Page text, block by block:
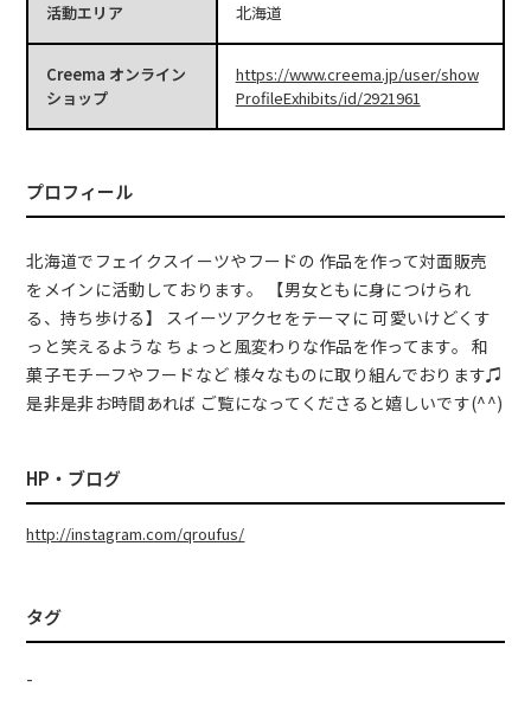
活動エリア 北海道
Creema オンライン
ショップ
https://www.creema.jp/user/show
ProfileExhibits/id/2921961
プロフィール
北海道でフェイクスイーツやフードの 作品を作って対面販売
をメインに活動しております。 【男女ともに身につけられ
る、持ち歩ける】 スイーツアクセをテーマに 可愛いけどくす
っと笑えるような ちょっと風変わりな作品を作ってます。 和
菓子モチーフやフードなど 様々なものに取り組んでおります♫
是非是非お時間あれば ご覧になってくださると嬉しいです(^^)
HP・ブログ
http://instagram.com/qroufus/
タグ
-